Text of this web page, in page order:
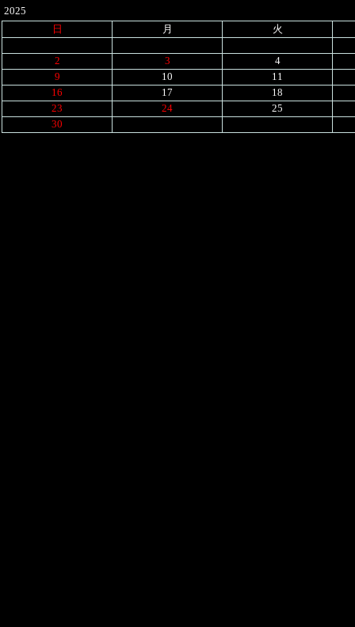
2025
日
月 火
2 3
4
9
10
11
16
17
18
23
24
25
30